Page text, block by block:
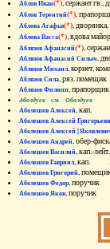
Аблов Иван(*), сержант
Аблов Терентий(*),
Аблова Агафья(*),
Аблова Васса(*), вдова
Аблязов Афанасий(*),
Аблязов Афанасий Силыч,
Аблязов Михаил, корнет,
Аблязов Сила, ряз.
Аблязов Филипп,
Аболдуев см. Оболдуев
Аболешев Алексей, кап.
Аболешев Алексей
Аболешев Алексей
Аболешев Андрей, обер-
Аболешев Василий, кап.-
Аболешев Гавриил, кап.
Аболешев Григорий,
Аболешев Федор,
Аболешев Яков, поручик